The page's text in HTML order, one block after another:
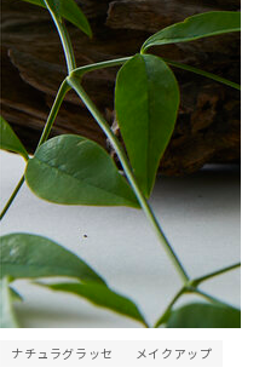
ナチュラグラッセ メイクアップ